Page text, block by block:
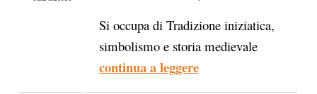
Si occupa di Tradizione iniziatica,
simbolismo e storia medievale
continua a leggere